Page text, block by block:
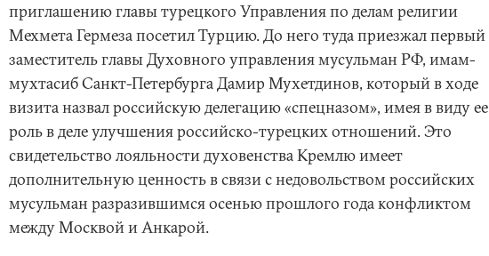
приглашению главы турецкого Управления по делам религии
Мехмета Гермеза посетил Турцию. До него туда приезжал первый
заместитель главы Духовного управления мусульман РФ, имам-
мухтасиб Санкт-Петербурга Дамир Мухетдинов, который в ходе
визита назвал российскую делегацию «спецназом», имея в виду ее
роль в деле улучшения российско-турецких отношений. Это
свидетельство лояльности духовенства Кремлю имеет
дополнительную ценность в связи с недовольством российских
мусульман разразившимся осенью прошлого года конфликтом
между Москвой и Анкарой.